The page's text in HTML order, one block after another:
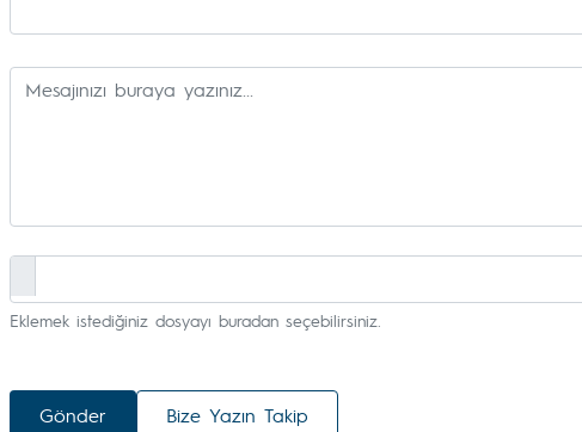
Eklemek istediğiniz dosyayı buradan seçebilirsiniz.
Gönder Bize Yazın Takip